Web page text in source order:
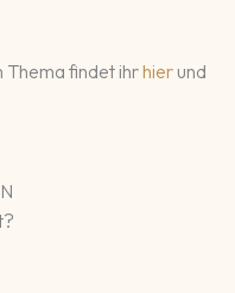
findet ihrhierund